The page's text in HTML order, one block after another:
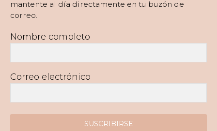
mantente al día directamente en tu buzón de
correo.
Nombre completo
Correo electrónico
SUSCRIBIRSE